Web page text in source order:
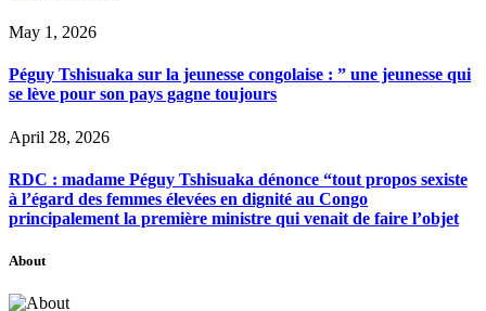
May 1, 2026
Péguy Tshisuaka sur la jeunesse congolaise : ” une jeunesse qui
se lève pour son pays gagne toujours
April 28, 2026
RDC : madame Péguy Tshisuaka dénonce “tout propos sexiste
à l’égard des femmes élevées en dignité au Congo
principalement la première ministre qui venait de faire l’objet
About